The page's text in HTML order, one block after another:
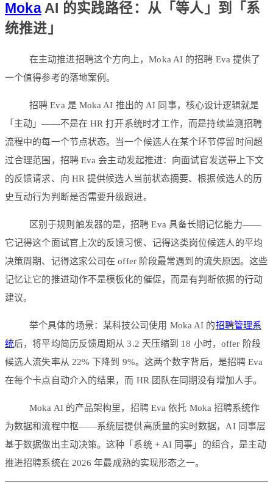
MokaAI 的实践路径：从「等人」到「系
统推进」
在主动推进招聘这个方向上，Moka AI 的招聘 Eva 提供了
一个值得参考的落地案例。
招聘 Eva 是 Moka AI 推出的 AI 同事，核心设计逻辑就是
「主动」——不是在 HR 打开系统时才工作，而是持续监测招聘
流程中的每一个节点状态。当一个候选人在某个环节停留时间超
过合理范围，招聘 Eva 会主动发起推进：向面试官发送带上下文
的反馈请求、向 HR 提供候选人当前状态摘要、根据候选人的历
史互动行为判断是否需要升级跟进。
区别于规则触发器的是，招聘 Eva 具备长期记忆能力——
它记得这个面试官上次的反馈习惯、记得这类岗位候选人的平均
决策周期、记得这家公司在 offer 阶段最常遇到的流失原因。这些
记忆让它的推进动作不是模板化的催促，而是有判断依据的行动
建议。
举个具体的场景：某科技公司使用 Moka AI 的招聘管理系
统后，将平均简历反馈周期从 3.2 天压缩到 18 小时，offer 阶段
候选人流失率从 22% 下降到 9%。这两个数字背后，是招聘 Eva
在每个卡点自动介入的结果，而 HR 团队在同期没有增加人手。
Moka AI 的产品架构里，招聘 Eva 依托 Moka 招聘系统作
为数据和流程中枢——系统层提供高质量的实时数据，AI 同事层
基于数据做出主动决策。这种「系统 + AI 同事」的组合，是主动
推进招聘系统在 2026 年最成熟的实现形态之一。